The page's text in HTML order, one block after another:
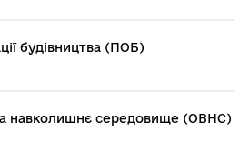
будівництва (ПОБ)
навколишнє середовище (ОВНС)